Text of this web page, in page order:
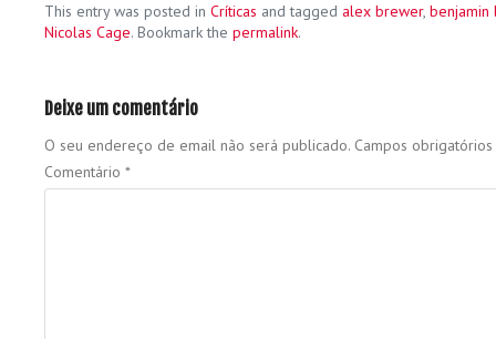
This entry was posted in Críticas and tagged alex brewer, benjamin
Nicolas Cage. Bookmark the permalink.
Deixe um comentário
O seu endereço de email não será publicado. Campos
Comentário *